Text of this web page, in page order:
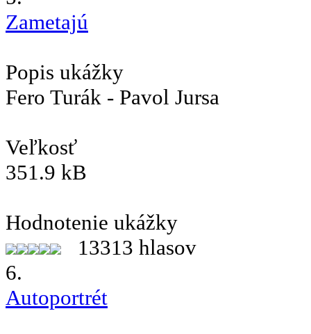
Zametajú
Popis ukážky
Fero Turák - Pavol Jursa
Veľkosť
351.9 kB
Hodnotenie ukážky
13313 hlasov
6.
Autoportrét